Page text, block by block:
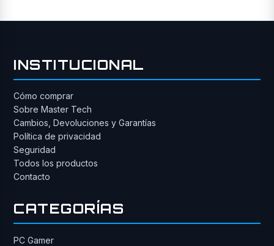
INSTITUCIONAL
Cómo comprar
Sobre Master Tech
Cambios, Devoluciones y Garantías
Política de privacidad
Seguridad
Todos los productos
Contacto
CATEGORÍAS
PC Gamer